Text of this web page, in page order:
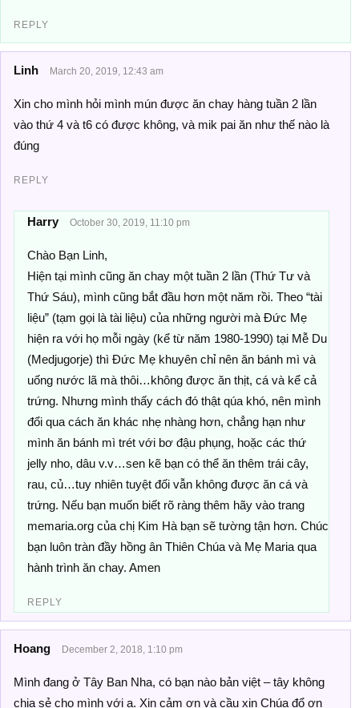
REPLY
Linh March 20, 2019, 12:43 am
Xin cho mình hỏi mình mún được ăn chay hàng tuần 2 lần
vào thứ 4 và t6 có được không, và mik pai ăn như thế nào là
đúng
REPLY
Harry October 30, 2019, 11:10 pm
Chào Bạn Linh,
Hiện tại mình cũng ăn chay một tuần 2 lần (Thứ Tư và
Thứ Sáu), mình cũng bắt đầu hơn một năm rồi. Theo “tài
liệu” (tạm gọi là tài liệu) của những người mà Đức Mẹ
hiện ra với họ mỗi ngày (kể từ năm 1980-1990) tại Mễ Du
(Medjugorje) thì Đức Mẹ khuyên chỉ nên ăn bánh mì và
uống nước lã mà thôi…không được ăn thịt, cá và kể cả
trứng. Nhưng mình thấy cách đó thật qúa khó, nên mình
đổi qua cách ăn khác nhẹ nhàng hơn, chẳng hạn như
mình ăn bánh mì trét với bơ đậu phụng, hoặc các thứ
jelly nho, dâu v.v…sen kẽ bạn có thể ăn thêm trái cây,
rau, củ…tuy nhiên tuyệt đối vẫn không được ăn cá và
trứng. Nếu bạn muốn biết rõ ràng thêm hãy vào trang
memaria.org của chị Kim Hà bạn sẽ tường tận hơn. Chúc
bạn luôn tràn đầy hồng ân Thiên Chúa và Mẹ Maria qua
hành trình ăn chay. Amen
REPLY
Hoang December 2, 2018, 1:10 pm
Mình đang ở Tây Ban Nha, có bạn nào bản việt – tây không
chia sẻ cho mình với ạ. Xin cảm ơn và cầu xin Chúa đổ ơn